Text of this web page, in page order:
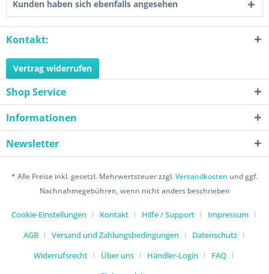
Kunden haben sich ebenfalls angesehen
Kontakt:
Vertrag widerrufen
Shop Service
Informationen
Newsletter
* Alle Preise inkl. gesetzl. Mehrwertsteuer zzgl.Versandkosten und ggf.
Nachnahmegebühren, wenn nicht anders beschrieben
Cookie-Einstellungen Kontakt Hilfe / Support
Impressum
AGB
Versand und Zahlungsbedingungen
Datenschutz
Widerrufsrecht
Über uns Händler-Login
FAQ